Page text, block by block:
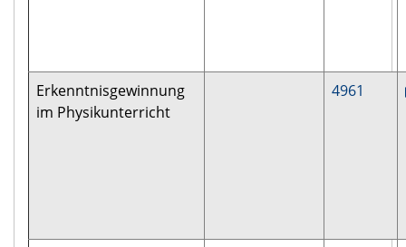
Erkenntnisgewinnung
im Physikunterricht
4961